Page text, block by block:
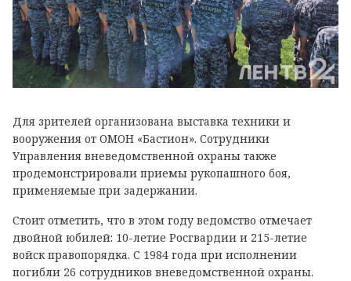
Для зрителей организована выставка техники и
вооружения от ОМОН «Бастион». Сотрудники
Управления вневедомственной охраны также
продемонстрировали приемы рукопашного боя,
применяемые при задержании.
Стоит отметить, что в этом году ведомство отмечает
двойной юбилей: 10-летие Росгвардии и 215-летие
войск правопорядка. С 1984 года при исполнении
погибли 26 сотрудников вневедомственной охраны.